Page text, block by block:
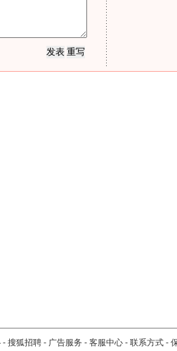
- 搜狐招聘 - 广告服务 - 客服中心 - 联系方式 -